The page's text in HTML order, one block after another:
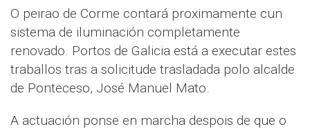
O peirao de Corme contará proximamente cun
sistema de iluminación completamente
renovado. Portos de Galicia está a executar estes
traballos tras a solicitude trasladada polo alcalde
de Ponteceso, José Manuel Mato.
A actuación ponse en marcha despois de que o